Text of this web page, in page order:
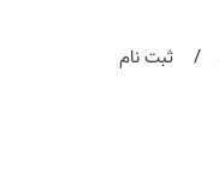
/ ثبت نام